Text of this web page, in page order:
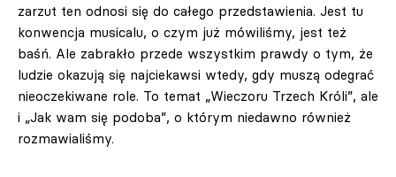
zarzut ten odnosi się do całego przedstawienia. Jest tu
konwencja musicalu, o czym już mówiliśmy, jest też
baśń. Ale zabrakło przede wszystkim prawdy o tym, że
ludzie okazują się najciekawsi wtedy, gdy muszą odegrać
nieoczekiwane role. To temat „Wieczoru Trzech Króli”, ale
i „Jak wam się podoba”, o którym niedawno również
rozmawialiśmy.